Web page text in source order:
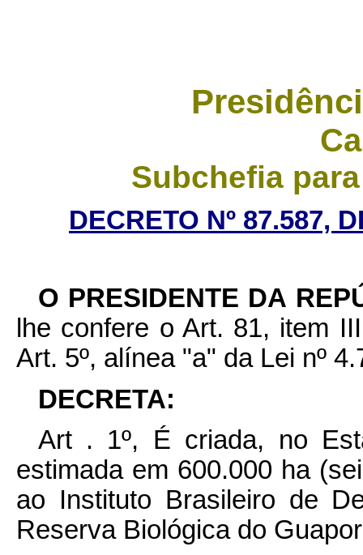
Subchefia
DECRETO Nº 87.587,
O PRESIDENTE DA
lhe confere o Art. 81, item
Art. 5º, alínea "a" da Lei nº
DECRETA:
Art . 1º, É criada, no
estimada em 600.000 ha
ao Instituto Brasileiro de
Reserva Biológica do